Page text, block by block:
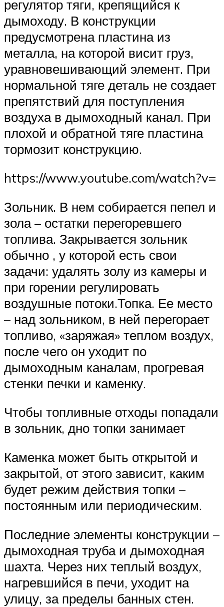
регулятор тяги, крепящийся к
дымоходу. В конструкции
предусмотрена пластина из
металла, на которой висит груз,
уравновешивающий элемент. При
нормальной тяге деталь не создает
препятствий для поступления
воздуха в дымоходный канал. При
плохой и обратной тяге пластина
тормозит конструкцию.
https://www.youtube.com/watch?v=
Зольник. В нем собирается пепел и
зола – остатки перегоревшего
топлива. Закрывается зольник
обычно , у которой есть свои
задачи: удалять золу из камеры и
при горении регулировать
воздушные потоки.Топка. Ее место
– над зольником, в ней перегорает
топливо, «заряжая» теплом воздух,
после чего он уходит по
дымоходным каналам, прогревая
стенки печки и каменку.
Чтобы топливные отходы попадали
в зольник, дно топки занимает
Каменка может быть открытой и
закрытой, от этого зависит, каким
будет режим действия топки –
постоянным или периодическим.
Последние элементы конструкции –
дымоходная труба и дымоходная
шахта. Через них теплый воздух,
нагревшийся в печи, уходит на
улицу, за пределы банных стен.